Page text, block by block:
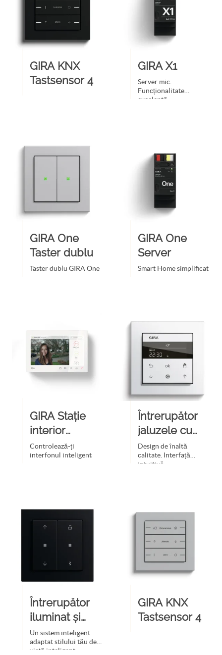
GIRA KNX
Tastsensor 4
GIRA X1
Server mic.
Funcționalitate
excelentă
GIRA One
Taster dublu
Taster dublu GIRA One
GIRA One
Server
Smart Home simplificat
GIRA Stație
interior
aplicată
Controlează-ți
interfonul inteligent
Întrerupător
jaluzele cu
display
Design de înaltă
calitate. Interfață
intuitivă.
Întrerupător
iluminat și
jaluzele cu
Bluetooth
Un sistem inteligent
adaptat stilului tău de
viață inteligent
GIRA KNX
Tastsensor 4